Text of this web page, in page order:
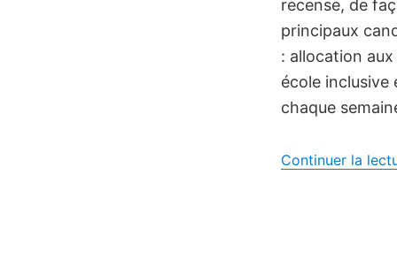
recense, de
principaux
: allocation
école inclusive
chaque
Continuer la